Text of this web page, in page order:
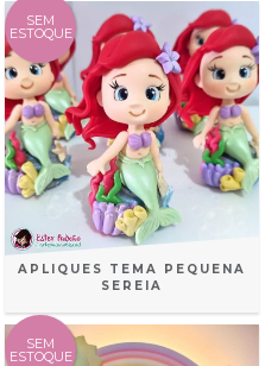
SEM
ESTOQUE
APLIQUES TEMA PEQUENA
SEREIA
SEM
ESTOQUE